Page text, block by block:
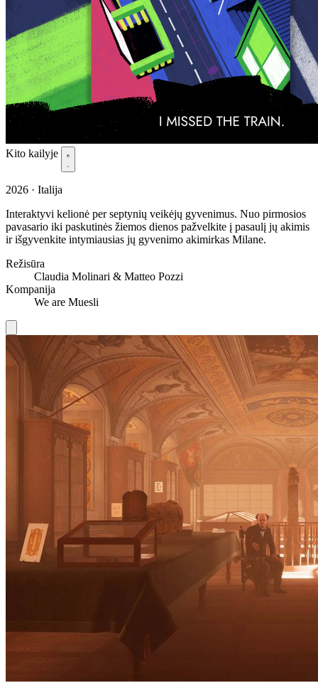
Kito kailyje
2026 · Italija
Interaktyvi kelionė per septynių veikėjų gyvenimus. Nuo pirmosios
pavasario iki paskutinės žiemos dienos pažvelkite į pasaulį jų akimis
ir išgyvenkite intymiausias jų gyvenimo akimirkas Milane.
Režisūra
Claudia Molinari & Matteo Pozzi
Kompanija
We are Muesli